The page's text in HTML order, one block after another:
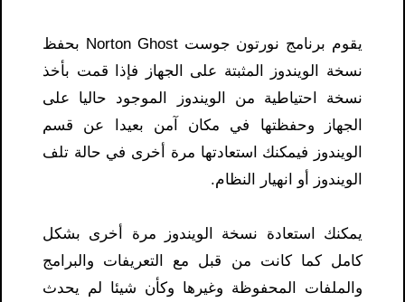
يقوم برنامج نورتون جوست Norton Ghost بحفظ
نسخة الويندوز المثبتة على الجهاز فإذا قمت بأخذ
نسخة احتياطية من الويندوز الموجود حاليا على
الجهاز وحفظتها في مكان آمن بعيدا عن قسم
الويندوز فيمكنك استعادتها مرة أخرى في حالة تلف
الويندوز أو انهيار النظام.
يمكنك استعادة نسخة الويندوز مرة أخرى بشكل
كامل كما كانت من قبل مع التعريفات والبرامج
والملفات المحفوظة وغيرها وكأن شيئا لم يحدث